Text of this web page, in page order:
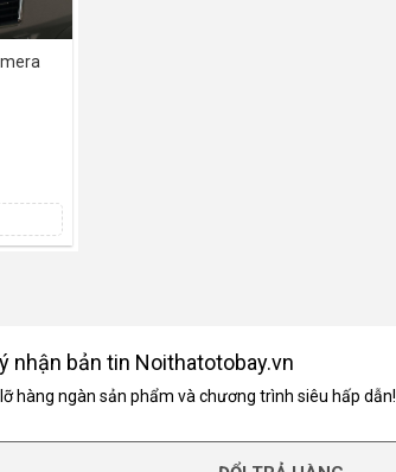
nhận bản tin Noithatotobay.vn
hàng ngàn sản phẩm và chương trình siêu hấp dẫn!